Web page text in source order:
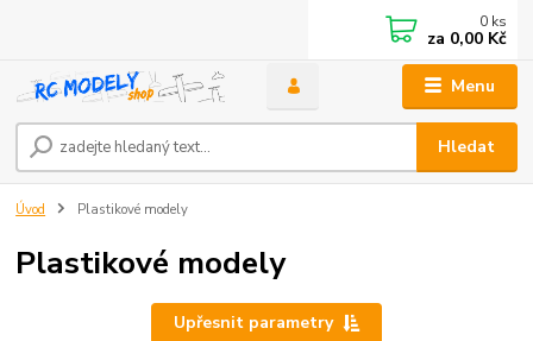
Menu
Hledat
0 ks
za 0,00 Kč
Úvod Plastikové modely
Plastikové modely
Upřesnit parametry